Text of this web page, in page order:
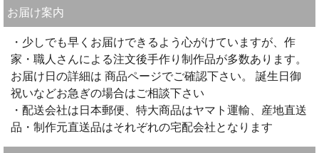
お届け案内
・少しでも早くお届けできるよう心がけていますが、作
家・職人さんによる注文後手作り制作品が多数あります。
お届け日の詳細は 商品ページでご確認下さい。 誕生日御
祝いなどお急ぎの場合はご相談下さい
・配送会社は日本郵便、特大商品はヤマト運輸、産地直送
品・制作元直送品はそれぞれの宅配会社となります